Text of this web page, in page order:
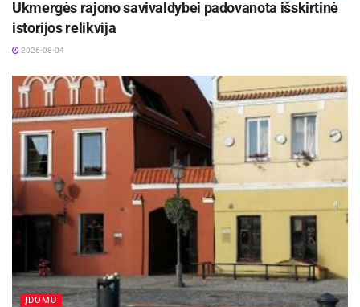
Ukmergės rajono savivaldybei padovanota išskirtinė
istorijos relikvija
2026-08-04
ĮDOMU